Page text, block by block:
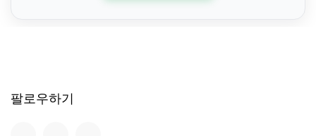
팔로우하기